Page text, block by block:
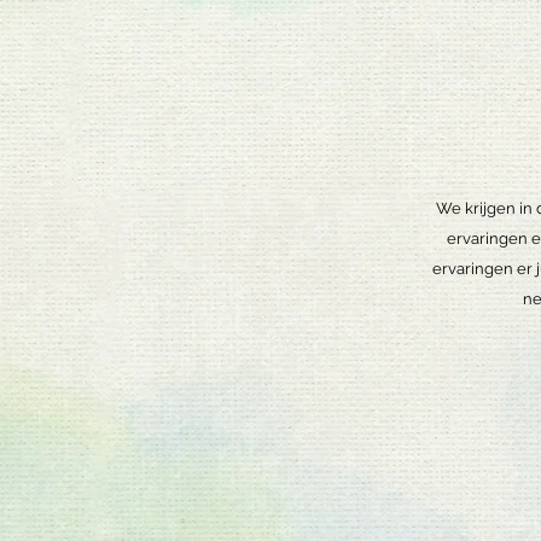
We krijgen in
ervaringen
ervaringen er